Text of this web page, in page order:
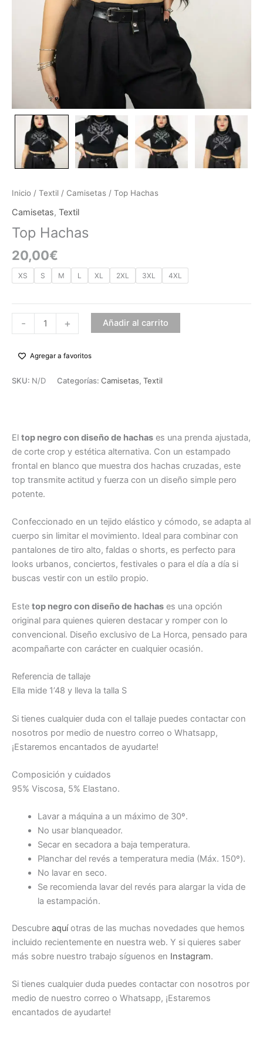
Inicio / Textil / Camisetas / Top Hachas
Camisetas, Textil
Top Hachas
20,00€
XS S M L XL 2XL 3XL 4XL
- + Añadir al carrito
Agregar a favoritos
SKU: N/D Categorías: Camisetas, Textil
Descripción
El top negro con diseño de hachas es una prenda ajustada,
de corte crop y estética alternativa. Con un estampado
frontal en blanco que muestra dos hachas cruzadas, este
top transmite actitud y fuerza con un diseño simple pero
potente.
Confeccionado en un tejido elástico y cómodo, se adapta al
cuerpo sin limitar el movimiento. Ideal para combinar con
pantalones de tiro alto, faldas o shorts, es perfecto para
looks urbanos, conciertos, festivales o para el día a día si
buscas vestir con un estilo propio.
Este top negro con diseño de hachas es una opción
original para quienes quieren destacar y romper con lo
convencional. Diseño exclusivo de La Horca, pensado para
acompañarte con carácter en cualquier ocasión.
Referencia de tallaje
Ella mide 1’48 y lleva la talla S
Si tienes cualquier duda con el tallaje puedes contactar con
nosotros por medio de nuestro correo o Whatsapp,
¡Estaremos encantados de ayudarte!
Composición y cuidados
95% Viscosa, 5% Elastano.
Lavar a máquina a un máximo de 30º.
No usar blanqueador.
Secar en secadora a baja temperatura.
Planchar del revés a temperatura media (Máx. 150º).
No lavar en seco.
Se recomienda lavar del revés para alargar la vida de
la estampación.
Descubre aquíotras de las muchas novedades que hemos
incluido recientemente en nuestra web. Y si quieres saber
más sobre nuestro trabajo síguenos en Instagram.
Si tienes cualquier duda puedes contactar con nosotros por
medio de nuestro correo o Whatsapp, ¡Estaremos
encantados de ayudarte!